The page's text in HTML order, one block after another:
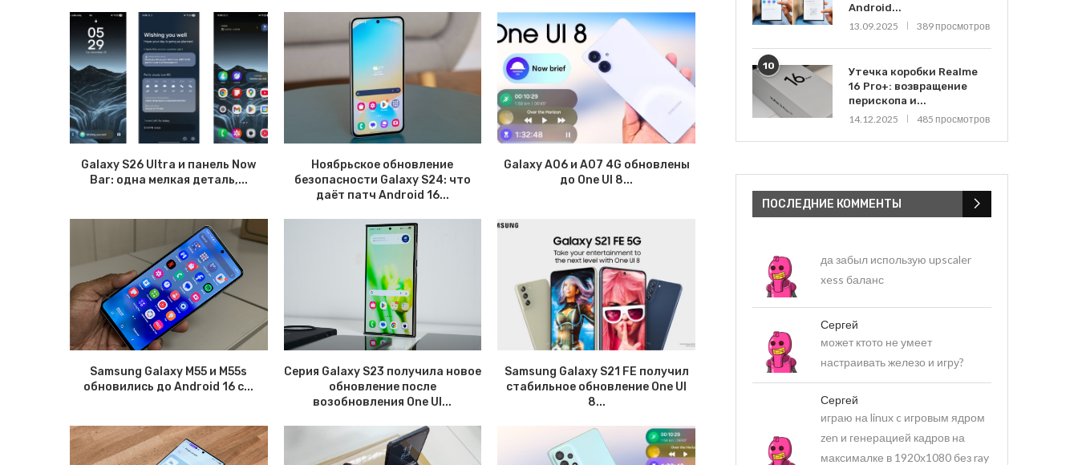
Galaxy S26 Ultra и панель Now
Bar: одна мелкая деталь,...
Ноябрьское обновление
безопасности Galaxy S24: что
даёт патч Android 16...
Galaxy A06 и A07 4G обновлены
до One UI 8...
Samsung Galaxy M55 и M55s
обновились до Android 16 с...
Серия Galaxy S23 получила новое
обновление после
возобновления One UI...
Samsung Galaxy S21 FE получил
стабильное обновление One UI
8...
Android...
13.09.2025
389 просмотров
10
Утечка коробки Realme
16 Pro+: возвращение
перископа и...
14.12.2025
485 просмотров
ПОСЛЕДНИЕ КОММЕНТЫ
да забыл использую upscaler
xess баланс
Сергей
может ктото не умеет
настраивать железо и игру?
Сергей
играю на linux c игровым ядром
zen и генерацией кадров на
максималке в 1920х1080 без ray